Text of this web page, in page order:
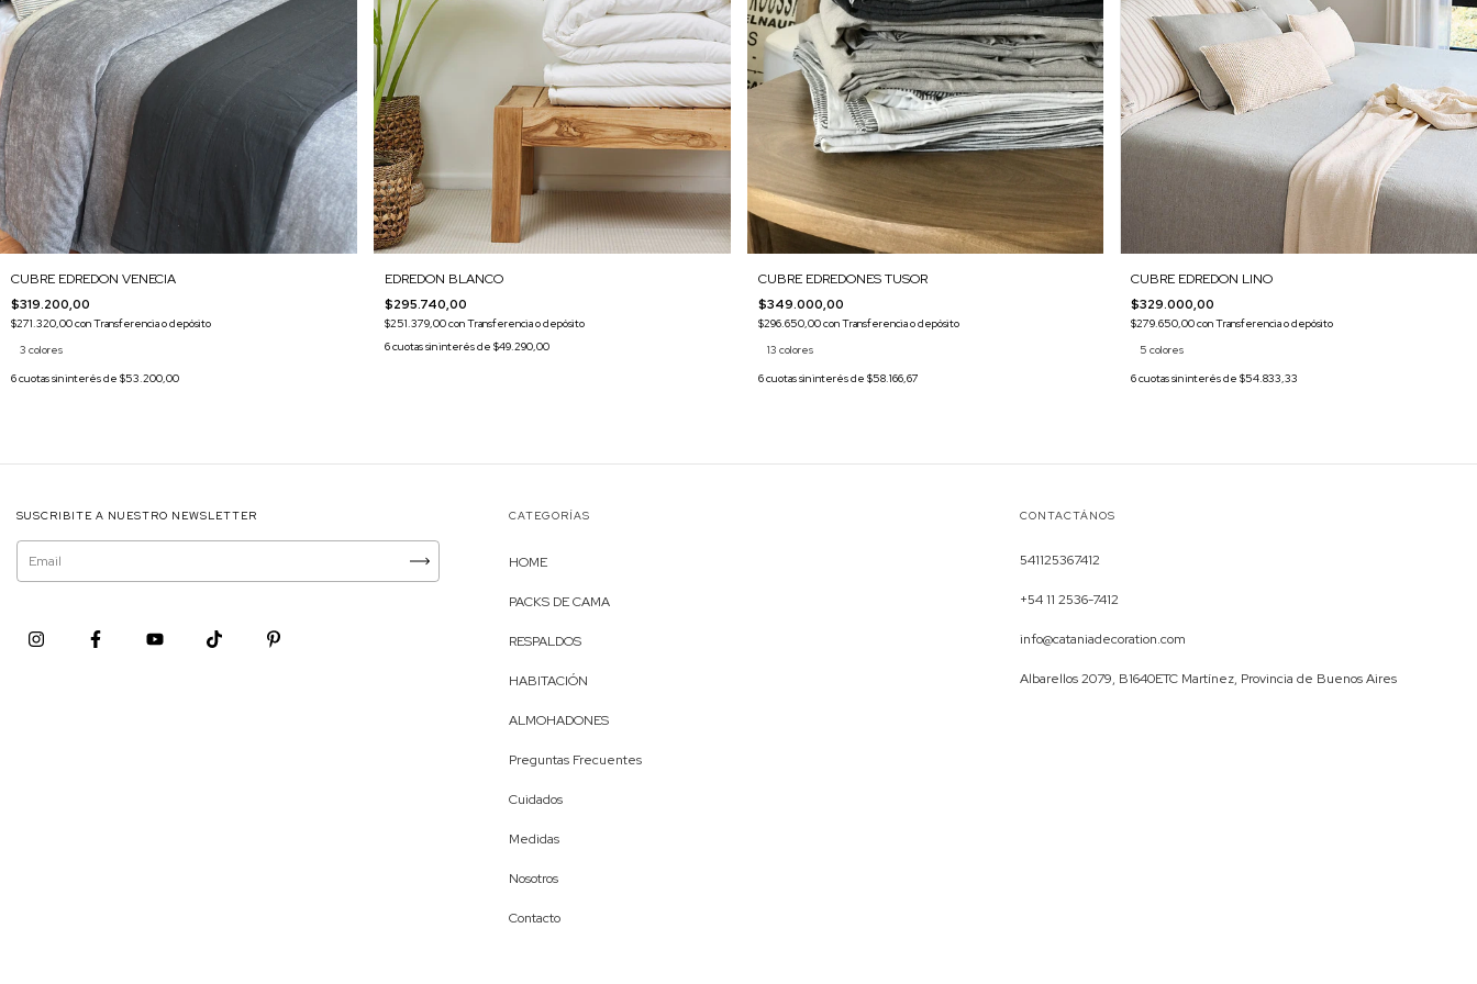
CUBRE EDREDON VENECIA
$319.200,00
$271.320,00conTransferencia o depósito
3 colores
6cuotas sin interés de $53.200,00
EDREDON BLANCO
$295.740,00
$251.379,00conTransferencia o depósito
6cuotas sin interés de $49.290,00
CUBRE EDREDONES TUSOR
$349.000,00
$296.650,00conTransferencia o depósito
13 colores
6cuotas sin interés de $58.166,67
CUBRE EDREDON LINO
$329.000,00
$279.650,00conTransferencia o depósito
5 colores
6cuotas sin interés de$54.833,33
SUSCRIBITE A NUESTRO NEWSLETTER CATEGORÍAS
HOME
PACKS DE CAMA
RESPALDOS
HABITACIÓN
ALMOHADONES
Preguntas Frecuentes
Cuidados
Medidas
Nosotros
Contacto
CONTACTÁNOS
541125367412
+54 11 2536-7412
info@cataniadecoration.com
Albarellos 2079, B1640ETC Martínez, Provincia de Buenos Aires